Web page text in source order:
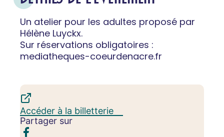
Un atelier pour les adultes proposé par
Hélène Luyckx.
Sur réservations obligatoires :
mediatheques-coeurdenacre.fr
Accéder à la billetterie
Partager sur